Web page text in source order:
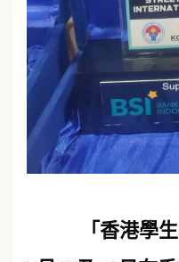
「香港學